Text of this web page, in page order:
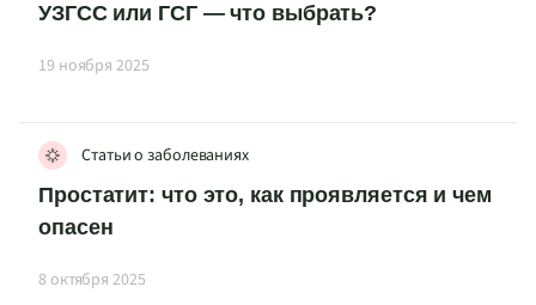
УЗГСС или ГСГ — что выбрать?
19 ноября 2025
Статьи о заболеваниях
Простатит: что это, как проявляется и чем
опасен
8 октября 2025